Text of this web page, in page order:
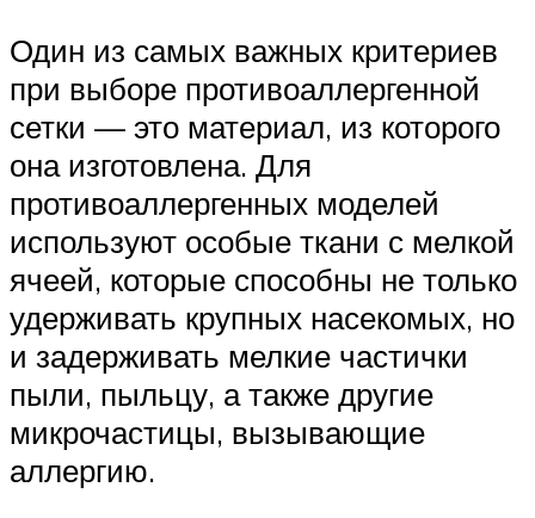
Один из самых важных критериев
при выборе противоаллергенной
сетки — это материал, из которого
она изготовлена. Для
противоаллергенных моделей
используют особые ткани с мелкой
ячеей, которые способны не только
удерживать крупных насекомых, но
и задерживать мелкие частички
пыли, пыльцу, а также другие
микрочастицы, вызывающие
аллергию.